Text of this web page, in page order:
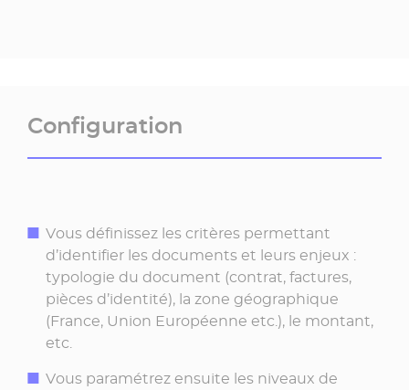
Configuration
Vous définissez les critères permettant
d’identifier les documents et leurs enjeux :
typologie du document (contrat, factures,
pièces d’identité), la zone géographique
(France, Union Européenne etc.), le montant,
etc.
Vous paramétrez ensuite les niveaux de